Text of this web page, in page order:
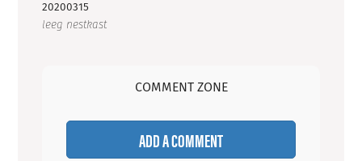
20200315
leeg nestkast
COMMENT ZONE
ADD A COMMENT